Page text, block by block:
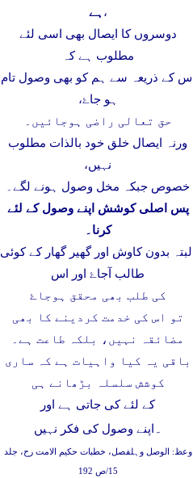
ہے ،
دوسروں کا ایصال بھی اسی لئے
مطلوب ہے کہ
اس کے ذریعہ سے ہم کو بھی وصول تام
ہو جاۓ،
حق تعالی راضی ہوجائیں۔
ورنہ ایصال خلق خود بالذات مطلوب
نہیں،
خصوص جبکہ مخل وصول ہونے لگے۔
پس اصلی کوشش اپنے وصول کے لئے
کرنا۔
البتہ بدون کاوش اور گھیر گھار کے کوئی
طالب آجاۓ اور اس
کی طلب بھی محقق ہوجاۓ
تو اس کی خدمت کردینے کا بھی
مضائقہ نہیں، بلکہ طاعت ہے۔
باقی یہ کیا واہیات ہے کہ ساری
کوشش سلسلہ بڑھانے ہی
کے لئے کی جاتی ہے اور
اپنے وصول کی فکر نہیں ۔
وعظ: الوصل وہلفصل، خطبات حکیم الامت رح، جلد
15/ص 192